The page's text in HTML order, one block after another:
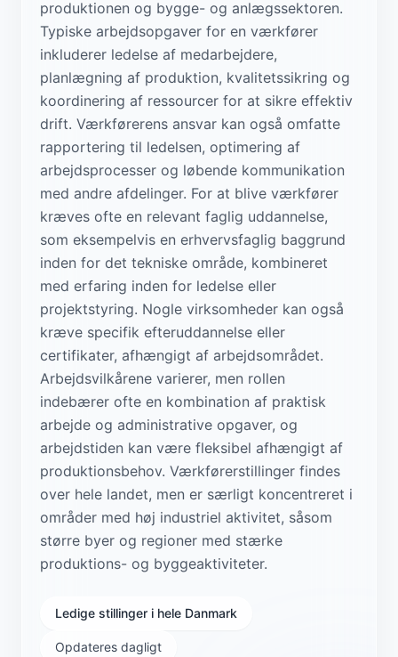
produktionen og bygge- og anlægssektoren.
Typiske arbejdsopgaver for en værkfører
inkluderer ledelse af medarbejdere,
planlægning af produktion, kvalitetssikring og
koordinering af ressourcer for at sikre effektiv
drift. Værkførerens ansvar kan også omfatte
rapportering til ledelsen, optimering af
arbejdsprocesser og løbende kommunikation
med andre afdelinger. For at blive værkfører
kræves ofte en relevant faglig uddannelse,
som eksempelvis en erhvervsfaglig baggrund
inden for det tekniske område, kombineret
med erfaring inden for ledelse eller
projektstyring. Nogle virksomheder kan også
kræve specifik efteruddannelse eller
certifikater, afhængigt af arbejdsområdet.
Arbejdsvilkårene varierer, men rollen
indebærer ofte en kombination af praktisk
arbejde og administrative opgaver, og
arbejdstiden kan være fleksibel afhængigt af
produktionsbehov. Værkførerstillinger findes
over hele landet, men er særligt koncentreret i
områder med høj industriel aktivitet, såsom
større byer og regioner med stærke
produktions- og byggeaktiviteter.
Ledige stillinger i hele Danmark
Opdateres dagligt